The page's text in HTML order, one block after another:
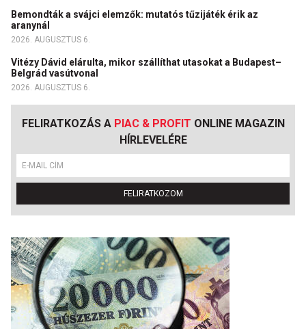
Bemondták a svájci elemzők: mutatós tűzijáték érik az
aranynál
2026. AUGUSZTUS 6.
Vitézy Dávid elárulta, mikor szállíthat utasokat a Budapest–
Belgrád vasútvonal
2026. AUGUSZTUS 6.
FELIRATKOZÁS A PIAC & PROFIT ONLINE MAGAZIN
HÍRLEVELÉRE
FELIRATKOZOM